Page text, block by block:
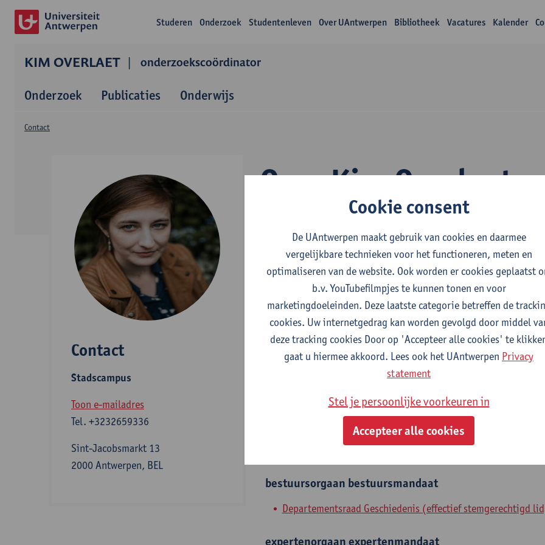
Studeren Onderzoek Studentenleven Over UAntwerpen Bibliotheek Vacatures Kalender
KIM OVERLAET onderzoekscoördinator
Onderzoek Publicaties Onderwijs
Over Kim Overlaet
Contact
Contact
Stadscampus
Toon e-mailadres
Tel. +3232659336
Sint-Jacobsmarkt 13
2000 Antwerpen, BEL
Afdeling
Departement Geschiedenis
Statuut & functies
projectcoördinator
Interne mandaten
bestuursorgaan bestuursmandaat
Departementsraad Geschiedenis (effectief stemgerechtigd
expertenorgaan expertenmandaat
Cookie consent
De UAntwerpen maakt gebruik van cookies en daarmee
vergelijkbare technieken voor het functioneren, meten en
optimaliseren van de website. Ook worden er cookies geplaatst
b.v. YouTubefilmpjes te kunnen tonen en voor
marketingdoeleinden. Deze laatste categorie betreffen de
cookies. Uw internetgedrag kan worden gevolgd door middel
deze tracking cookies Door op 'Accepteer alle cookies' te
gaat u hiermee akkoord. Lees ook het UAntwerpen Privacy
statement
Stel je persoonlijke voorkeuren in
Accepteer alle cookies